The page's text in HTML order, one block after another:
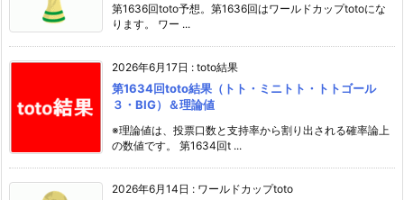
第1636回toto予想。第1636回はワールドカップtotoにな
ります。 ワー ...
2026年6月17日 : toto結果
第1634回toto結果（トト・ミニトト・トトゴール
３・BIG）＆理論値
※理論値は、投票口数と支持率から割り出される確率論上
の数値です。 第1634回t ...
2026年6月14日 : ワールドカップtoto